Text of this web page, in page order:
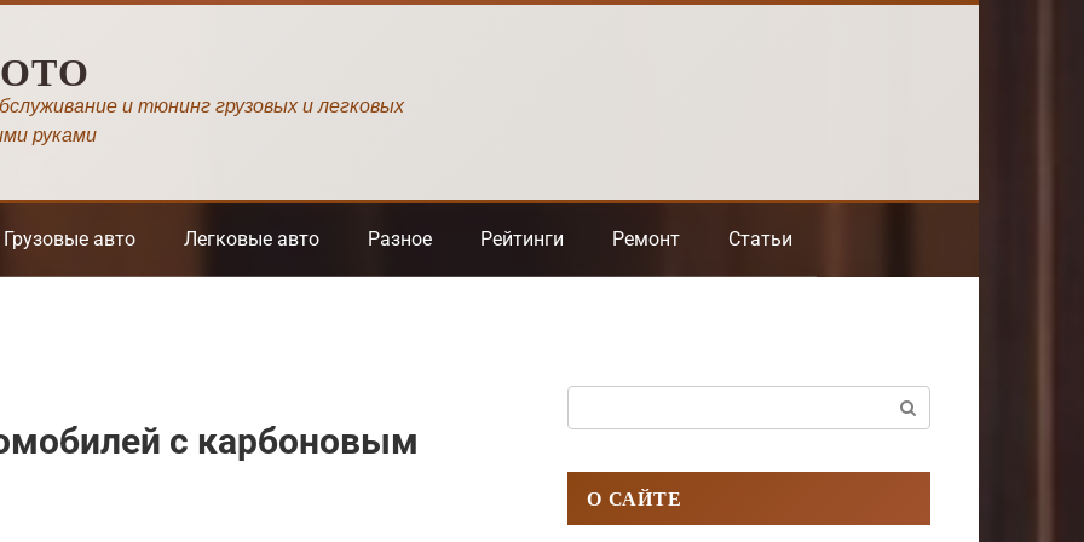
и тюнинг грузовых и легковых
руками
Грузовые авто Легковые авто Разное Рейтинги Ремонт Статьи
с карбоновым
О САЙТЕ